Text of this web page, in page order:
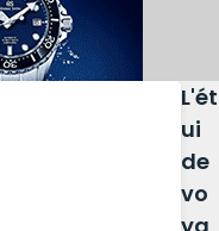
L'ét
ui
de
vo